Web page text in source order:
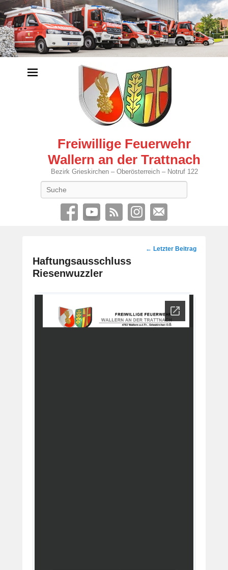
Freiwillige Feuerwehr
Wallern an der Trattnach
Bezirk Grieskirchen – Oberösterreich – Notruf 122
Post
← Letzter Beitrag
Haftungsausschluss
Riesenwuzzler